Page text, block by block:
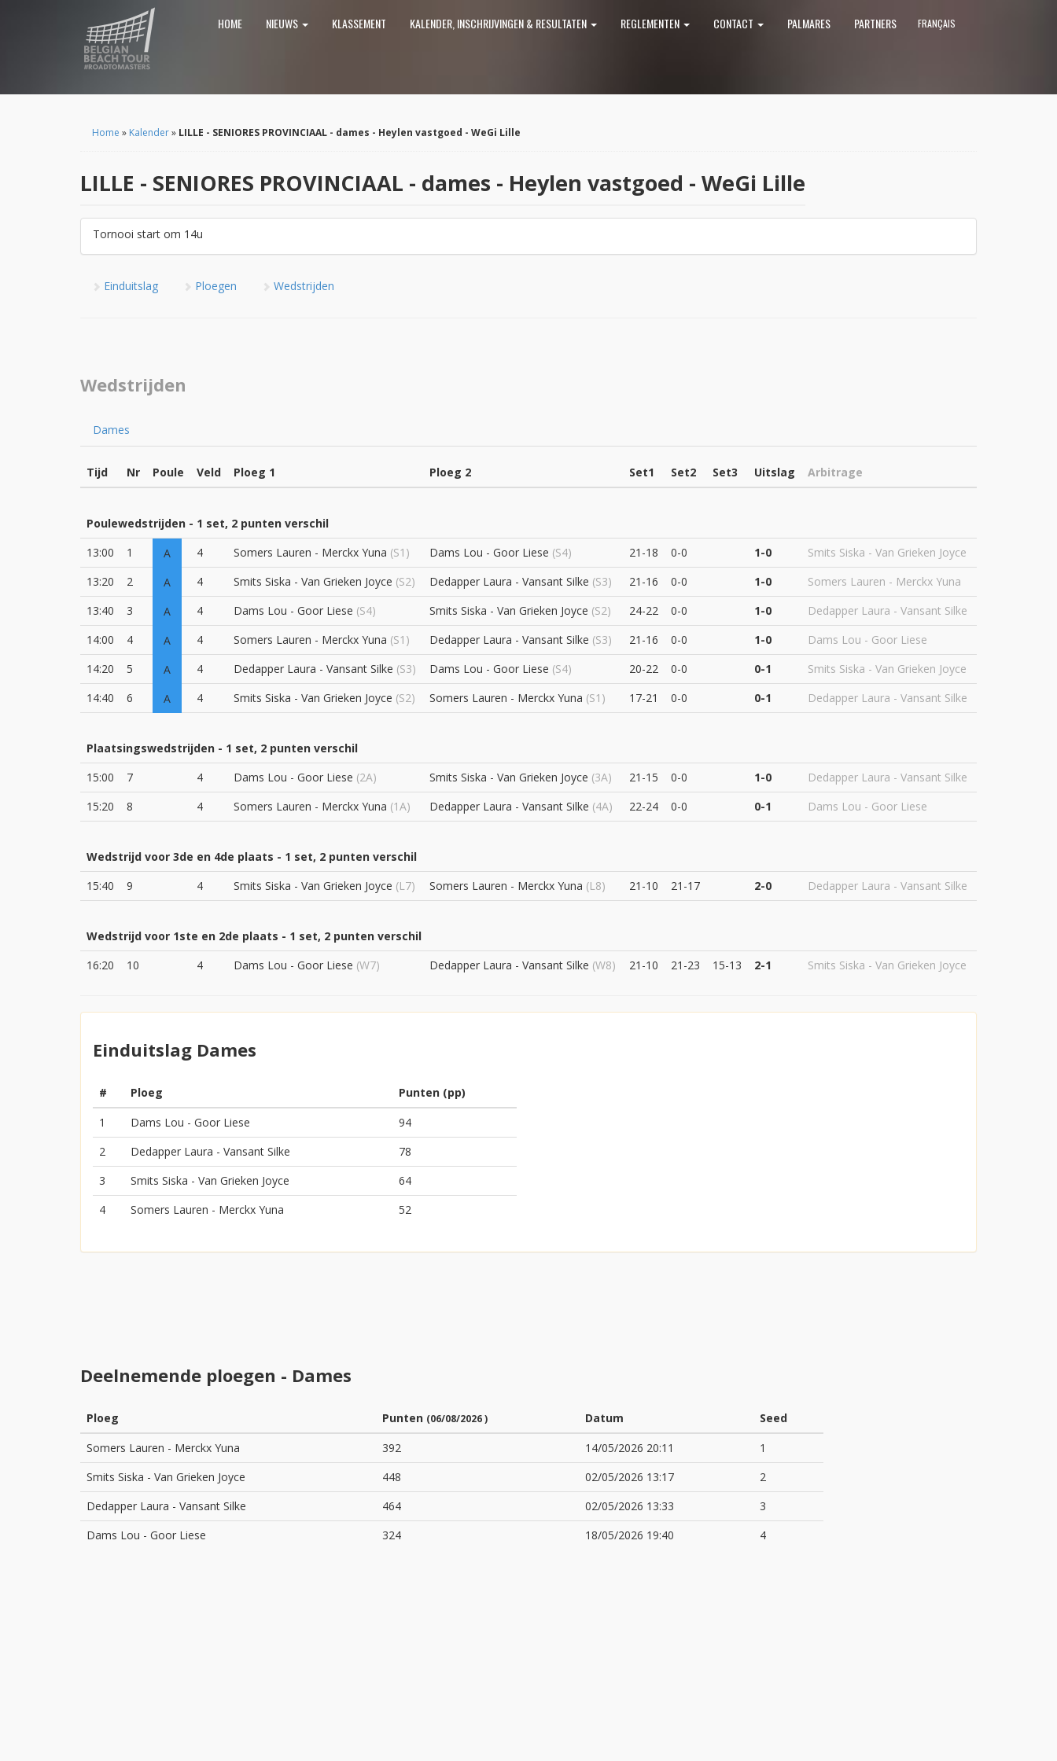
HOME NIEUWS KLASSEMENT KALENDER, INSCHRIJVINGEN & RESULTATEN REGLEMENTEN CONTACT PALMARES PARTNERS FRANÇAIS
Home » Kalender» LILLE - SENIORES PROVINCIAAL - dames - Heylen vastgoed - WeGi Lille
LILLE - SENIORES PROVINCIAAL - dames - Heylen vastgoed - WeGi Lille
Tornooi start om 14u
Einduitslag Ploegen Wedstrijden
Wedstrijden
Dames
Tijd Nr Poule Veld Ploeg 1 Ploeg 2 Set1 Set2 Set3 Uitslag Arbitrage
Poulewedstrijden - 1 set, 2 punten verschil
13:00
1 A 4 Somers Lauren - Merckx Yuna (S1) Dams Lou - Goor Liese (S4) 21-18 0-0 1-0
Smits Siska - Van Grieken Joyce
13:20
2 A 4 Smits Siska - Van Grieken Joyce (S2) Dedapper Laura - Vansant Silke (S3) 21-16 0-0 1-0
Somers Lauren - Merckx Yuna
13:40
3 A 4 Dams Lou - Goor Liese (S4) Smits Siska - Van Grieken Joyce (S2) 24-22 0-0 1-0
Dedapper Laura - Vansant Silke
14:00
4 A 4 Somers Lauren - Merckx Yuna (S1) Dedapper Laura - Vansant Silke (S3) 21-16 0-0 1-0
Dams Lou - Goor Liese
14:20
5 A 4 Dedapper Laura - Vansant Silke (S3) Dams Lou - Goor Liese (S4) 20-22 0-0 0-1
Smits Siska - Van Grieken Joyce
14:40
6 A 4 Smits Siska - Van Grieken Joyce (S2) Somers Lauren - Merckx Yuna (S1) 17-21 0-0 0-1 Dedapper Laura - Vansant Silke
Plaatsingswedstrijden - 1 set, 2 punten verschil
15:00
7 4 Dams Lou - Goor Liese (2A) Smits Siska - Van Grieken Joyce (3A) 21-15 0-0 1-0
Dedapper Laura - Vansant Silke
15:20
8 4 Somers Lauren - Merckx Yuna (1A) Dedapper Laura - Vansant Silke (4A) 22-24 0-0 0-1 Dams Lou - Goor Liese
Wedstrijd voor 3de en 4de plaats - 1 set, 2 punten verschil
15:40
9 4 Smits Siska - Van Grieken Joyce (L7) Somers Lauren - Merckx Yuna (L8) 21-10 21-17 2-0 Dedapper Laura - Vansant Silke
Wedstrijd voor 1ste en 2de plaats - 1 set, 2 punten verschil
16:20
10 4 Dams Lou - Goor Liese (W7) Dedapper Laura - Vansant Silke (W8) 21-10 21-23 15-13 2-1 Smits Siska - Van Grieken Joyce
Einduitslag Dames
# Ploeg
Punten (pp)
1
Dams Lou - Goor Liese
94
2
Dedapper Laura - Vansant Silke
78
3
Smits Siska - Van Grieken Joyce
64
4
Somers Lauren - Merckx Yuna 52
Deelnemende ploegen - Dames
Ploeg Punten (06/08/2026 ) Datum
Seed
Somers Lauren - Merckx Yuna 392 14/05/2026 20:11
1
Smits Siska - Van Grieken Joyce 448 02/05/2026 13:17
2
Dedapper Laura - Vansant Silke 464 02/05/2026 13:33
3
Dams Lou - Goor Liese 324 18/05/2026 19:40 4